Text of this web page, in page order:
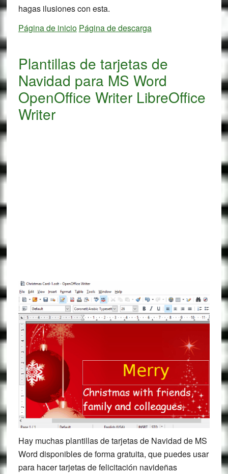
hagas ilusiones con esta.
Página de inicio Página de descarga
Plantillas de tarjetas de
Navidad para MS Word
OpenOffice Writer LibreOffice
Writer
Hay muchas plantillas de tarjetas de Navidad de MS
Word disponibles de forma gratuita, que puedes usar
para hacer tarjetas de felicitación navideñas